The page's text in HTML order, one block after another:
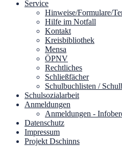
Service
Hinweise/Formulare/
Hilfe im Notfall
Kontakt
Kreisbibliothek
Mensa
ÖPNV
Rechtliches
Schließfächer
Schulbuchlisten /
Schulsozialarbeit
Anmeldungen
Anmeldungen -
Datenschutz
Impressum
Projekt Dschinns